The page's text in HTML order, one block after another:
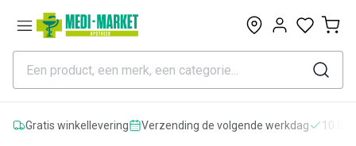
0
Gratis winkellevering Verzending de volgende werkdag